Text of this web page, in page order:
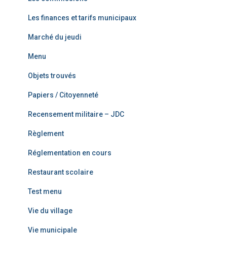
Les finances et tarifs municipaux
Marché du jeudi
Menu
Objets trouvés
Papiers / Citoyenneté
Recensement militaire – JDC
Règlement
Réglementation en cours
Restaurant scolaire
Test menu
Vie du village
Vie municipale